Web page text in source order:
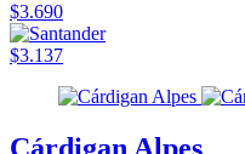
$3.690
$3.137